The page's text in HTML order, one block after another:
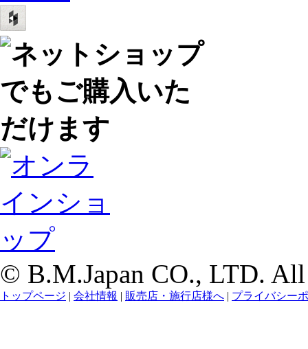
© B.M.Japan CO., LTD. All
トップページ | 会社情報 | 販売店・施行店様へ | プライバシー